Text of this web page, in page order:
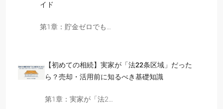
イド
第1章：貯金ゼロでも…
【初めての相続】実家が「法22条区域」だった
ら？売却・活用前に知るべき基礎知識
第1章：実家が「法2…